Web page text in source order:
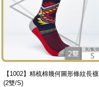
【1002】精梳棉幾何圖形條紋長襪
(2雙/S)